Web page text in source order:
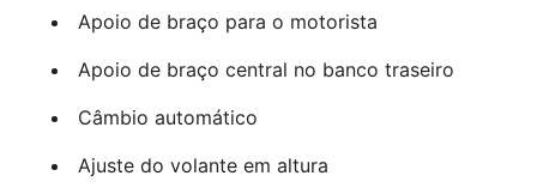
Apoio de braço para o motorista
Apoio de braço central no banco traseiro
Câmbio automático
Ajuste do volante em altura